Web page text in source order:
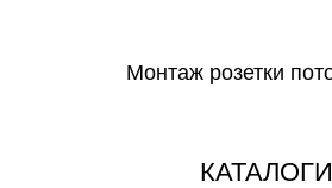
Монтаж розетки
КАТАЛОГИ